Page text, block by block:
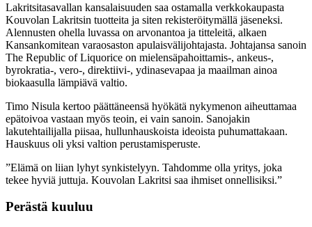
Lakritsitasavallan kansalaisuuden saa ostamalla verkkokaupasta
Kouvolan Lakritsin tuotteita ja siten rekisteröitymällä jäseneksi.
Alennusten ohella luvassa on arvonantoa ja titteleitä, alkaen
Kansankomitean varaosaston apulaisvälijohtajasta. Johtajansa sanoin
The Republic of Liquorice on mielensäpahoittamis-, ankeus-,
byrokratia-, vero-, direktiivi-, ydinasevapaa ja maailman ainoa
biokaasulla lämpiävä valtio.
Timo Nisula kertoo päättäneensä hyökätä nykymenon aiheuttamaa
epätoivoa vastaan myös teoin, ei vain sanoin. Sanojakin
lakutehtailijalla piisaa, hullunhauskoista ideoista puhumattakaan.
Hauskuus oli yksi valtion perustamisperuste.
”Elämä on liian lyhyt synkistelyyn. Tahdomme olla yritys, joka
tekee hyviä juttuja. Kouvolan Lakritsi saa ihmiset onnellisiksi.”
Perästä kuuluu